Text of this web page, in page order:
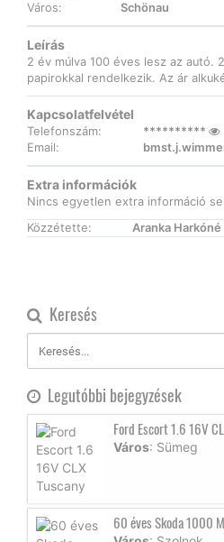
Város: Schönau
Leírás
2 év múlva 100 éves lesz az autó.
papirokkal rendelkezik. Az ár
Kapcsolatfelvétel
Telefonszám:
**********
Email:
Extra információk
Nincs egyetlen extra információ
Közzétette:
Aranka Harkóné
Keresés
Legutóbbi bejegyzések
Ford Escort 1.6 16V
Város: Sümeg
60 éves Skoda 1000